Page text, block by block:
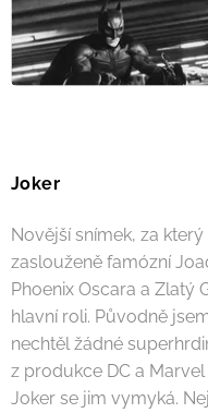
Joker
Novější snímek, za který
zaslouženě famózní
Phoenix Oscara a Zlatý
hlavní roli. Původně
nechtěl žádné
z produkce DC a
Joker se jim vymyká.